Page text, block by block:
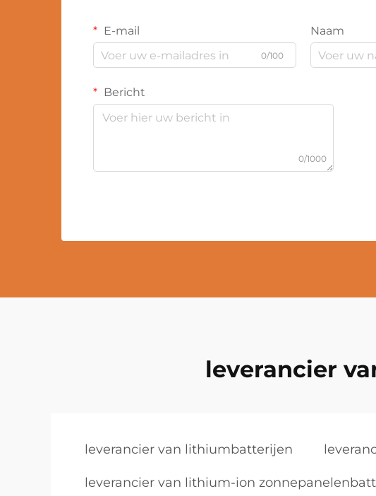
E-mail
0/100
Naam
Bericht
0/1000
leverancier
leverancier van lithiumbatterijen
leverancier van lithium-ion